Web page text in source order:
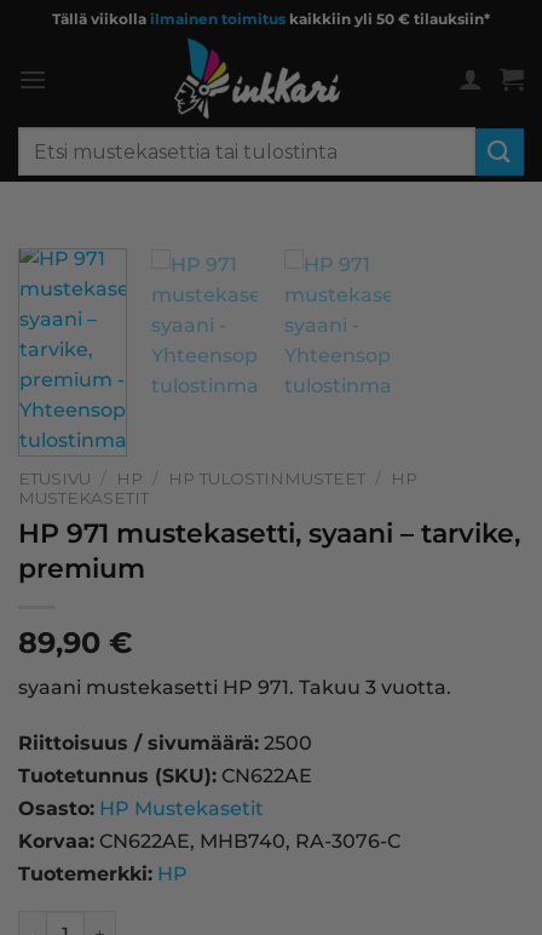
content
Tällä viikolla ilmainen toimitus kaikkiin yli 50 € tilauksiin*
Etsi:
ETUSIVU / HP / HP TULOSTINMUSTEET /
HP
MUSTEKASETIT
HP 971 mustekasetti, syaani – tarvike,
premium
89,90 €
syaani mustekasetti HP 971. Takuu 3 vuotta.
Riittoisuus / sivumäärä: 2500
Tuotetunnus (SKU): CN622AE
Osasto: HP Mustekasetit
Korvaa: CN622AE, MHB740, RA-3076-C
Tuotemerkki: HP
HP 971 mustekasetti, syaani – tarvike, premium määrä